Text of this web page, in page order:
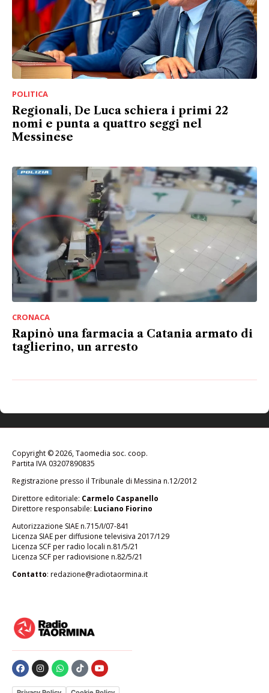
POLITICA
Regionali, De Luca schiera i primi 22
nomi e punta a quattro seggi nel
Messinese
CRONACA
Rapinò una farmacia a Catania armato di
taglierino, un arresto
Copyright © 2026, Taomedia soc. coop.
Partita IVA 03207890835
Registrazione presso il Tribunale di Messina n.12/2012
Direttore editoriale: Carmelo Caspanello
Direttore responsabile: Luciano Fiorino
Autorizzazione SIAE n.715/I/07-841
Licenza SIAE per diffusione televisiva 2017/129
Licenza SCF per radio locali n.81/5/21
Licenza SCF per radiovisione n.82/5/21
Contatto: redazione@radiotaormina.it